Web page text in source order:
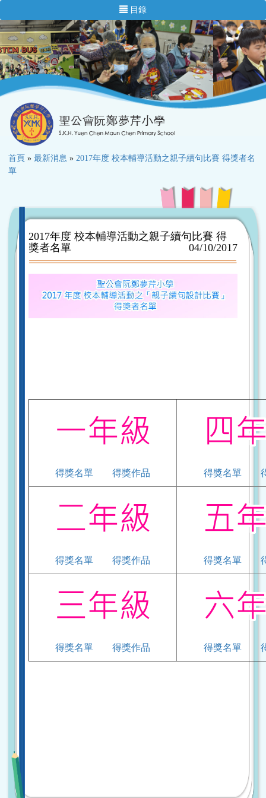
目錄
首頁 » 最新消息 » 2017年度 校本輔導活動之親子續句比賽 得獎者名
單
2017年度 校本輔導活動之親子續句比賽 得
獎者名單
04/10/2017
得獎名單 得獎作品 得獎名單
得獎名單 得獎作品 得獎名單
得獎名單 得獎作品 得獎名單